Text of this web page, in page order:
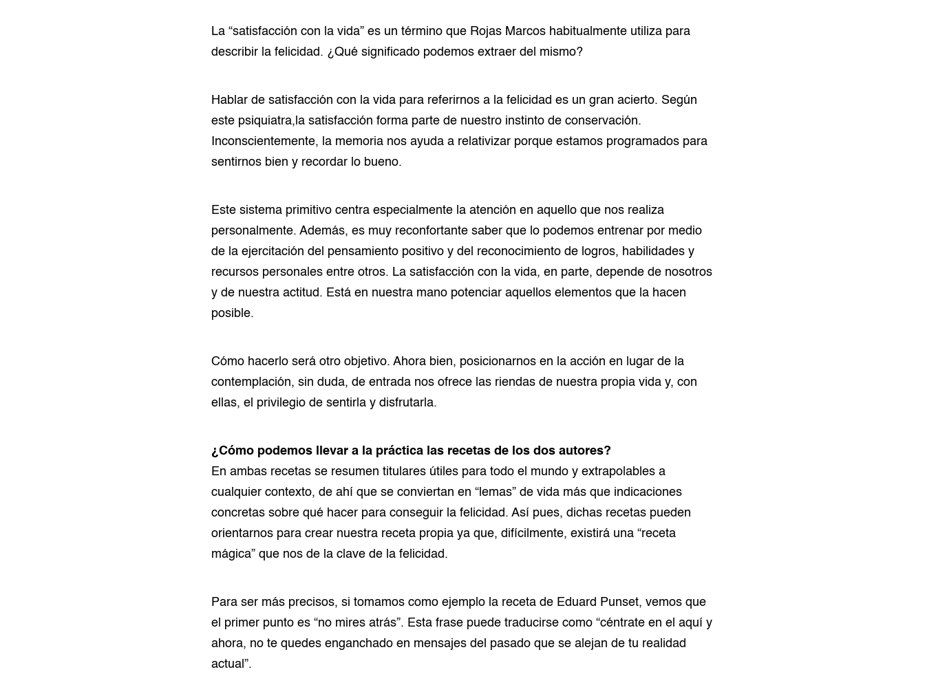
La “satisfacción con la vida” es un término que Rojas Marcos habitualmente utiliza para
describir la felicidad. ¿Qué significado podemos extraer del mismo?
Hablar de satisfacción con la vida para referirnos a la felicidad es un gran acierto. Según
este psiquiatra,la satisfacción forma parte de nuestro instinto de conservación.
Inconscientemente, la memoria nos ayuda a relativizar porque estamos programados para
sentirnos bien y recordar lo bueno.
Este sistema primitivo centra especialmente la atención en aquello que nos realiza
personalmente. Además, es muy reconfortante saber que lo podemos entrenar por medio
de la ejercitación del pensamiento positivo y del reconocimiento de logros, habilidades y
recursos personales entre otros. La satisfacción con la vida, en parte, depende de nosotros
y de nuestra actitud. Está en nuestra mano potenciar aquellos elementos que la hacen
posible.
Cómo hacerlo será otro objetivo. Ahora bien, posicionarnos en la acción en lugar de la
contemplación, sin duda, de entrada nos ofrece las riendas de nuestra propia vida y, con
ellas, el privilegio de sentirla y disfrutarla.
¿Cómo podemos llevar a la práctica las recetas de los dos autores?
En ambas recetas se resumen titulares útiles para todo el mundo y extrapolables a
cualquier contexto, de ahí que se conviertan en “lemas” de vida más que indicaciones
concretas sobre qué hacer para conseguir la felicidad. Así pues, dichas recetas pueden
orientarnos para crear nuestra receta propia ya que, difícilmente, existirá una “receta
mágica” que nos de la clave de la felicidad.
Para ser más precisos, si tomamos como ejemplo la receta de Eduard Punset, vemos que
el primer punto es “no mires atrás”. Esta frase puede traducirse como “céntrate en el aquí y
ahora, no te quedes enganchado en mensajes del pasado que se alejan de tu realidad
actual”.